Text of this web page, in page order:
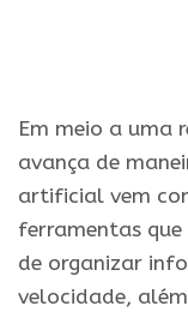
Em meio a uma
avança de
artificial vem
ferramentas
de organizar
velocidade,